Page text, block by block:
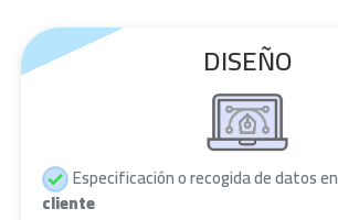
DISEÑO
Especificación o recogida de datos en
cliente